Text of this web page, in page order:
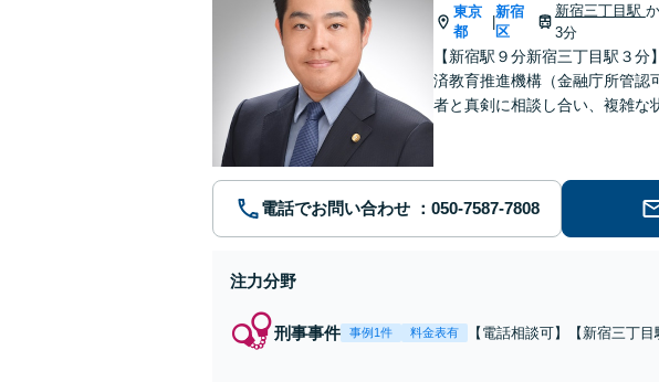
東京
都
|
新宿
区
新宿三丁目駅
3分
【新宿駅９分新宿三丁目駅３
済教育推進機構（金融庁所管認
者と真剣に相談し合い、複雑な
電話でお問い合わせ
注力分野
刑事事件 事例1件 料金表有
【電話相談可】【新宿三丁